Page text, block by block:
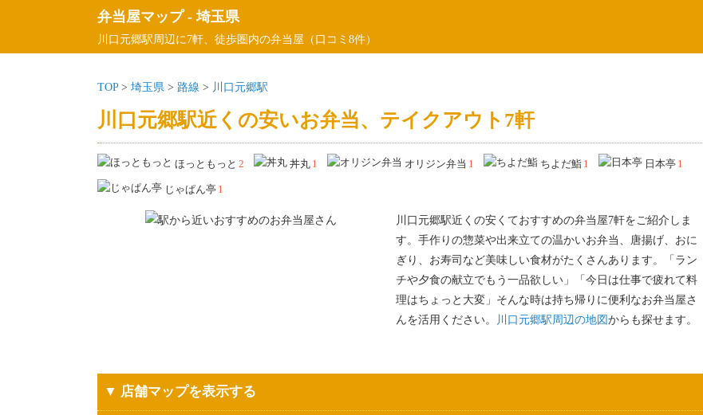
弁当屋マップ-埼玉県
川口元郷駅周辺に7軒、徒歩圏内の弁当屋（口コミ8件）
TOP> 埼玉県 > 路線 > 川口元郷駅
川口元郷駅近くの安いお弁当、テイクアウト7軒
ほっともっと 2 丼丸 1 オリジン弁当 1 ちよだ鮨 1 日本亭 1
じゃぱん亭 1
川口元郷駅近くの安くておすすめの弁当屋7軒をご紹介しま
す。手作りの惣菜や出来立ての温かいお弁当、唐揚げ、おに
ぎり、お寿司など美味しい食材がたくさんあります。「ラン
チや夕食の献立でもう一品欲しい」「今日は仕事で疲れて料
理はちょっと大変」そんな時は持ち帰りに便利なお弁当屋さ
んを活用ください。
川口元郷駅周辺の地図 からも探せます。
▼ 店舗マップを表示する